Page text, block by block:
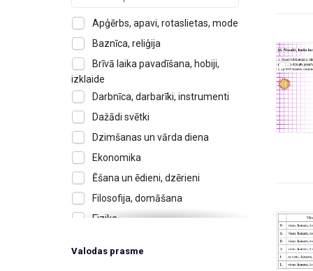
Apģērbs, apavi, rotaslietas, mode
Baznīca, reliģija
Brīvā laika pavadīšana, hobiji,
izklaide
Darbnīca, darbarīki, instrumenti
Dažādi svētki
Dzimšanas un vārda diena
Ekonomika
Ēšana un ēdieni, dzērieni
Filosofija, domāšana
Fizika
Izglītība un skolas
Valodas prasme